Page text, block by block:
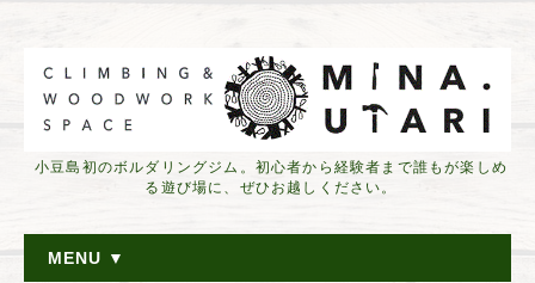
小豆島初のボルダリングジム。初心者から経験者まで誰もが楽しめ
る遊び場に、ぜひお越しください。
MENU ▼